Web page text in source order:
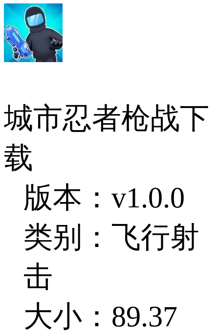
城市忍者枪战下
载
版本：v1.0.0
类别：飞行射
击
大小：89.37